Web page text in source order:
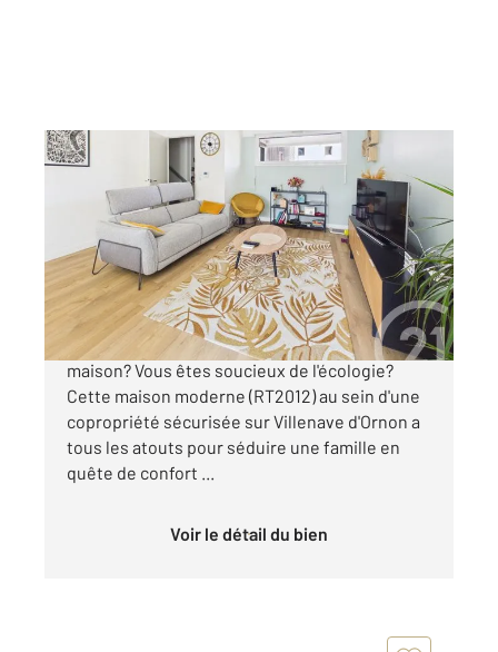
VILLENAVE D ORNON 33
, 5 pièces
Ref : 682
Maison à vendre
349 000 €
Vous hésitez entre un appartement et une
maison? Vous êtes soucieux de l'écologie?
Cette maison moderne (RT2012) au sein d'une
copropriété sécurisée sur Villenave d'Ornon a
tous les atouts pour séduire une famille en
quête de confort ...
Voir le détail du bien